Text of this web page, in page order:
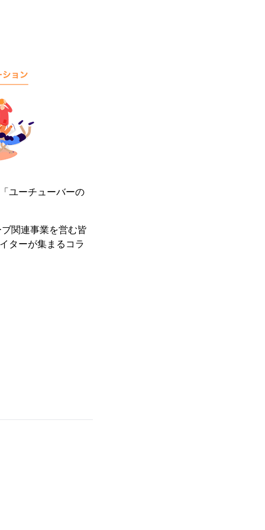
ユーチューバーの
関連事業を営む皆
ターが集まるコラ